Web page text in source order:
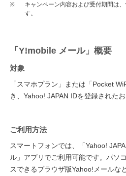
※
キャンペーン内容および受付期間は
す。
「Y!mobile メール」概要
対象
「スマホプラン」または「Pocket
き、Yahoo! JAPAN IDを登録された
ご利用方法
スマートフォンでは、「Yahoo!
ル」アプリでご利用可能です。パソ
スできるブラウザ版Yahoo!メールな